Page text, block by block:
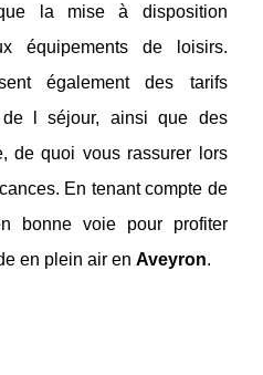
la mise à disposition
équipements de loisirs.
également des tarifs
l séjour, ainsi que des
de quoi vous rassurer lors
En tenant compte de
bonne voie pour profiter
en plein air en Aveyron.